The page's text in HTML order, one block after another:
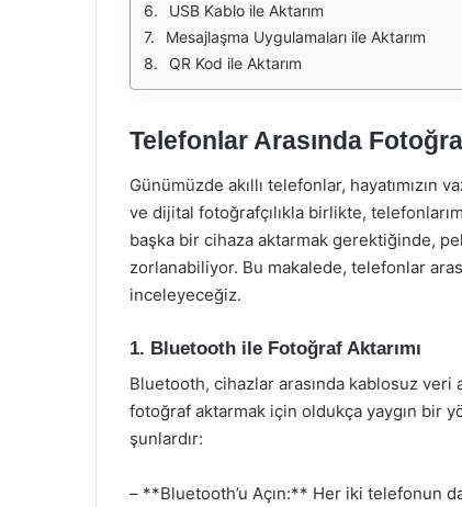
USB Kablo ile Aktarım
Mesajlaşma Uygulamaları ile Aktarım
QR Kod ile Aktarım
Telefonlar Arasında
Günümüzde akıllı telefonlar,
ve dijital fotoğrafçılıkla birlikte,
başka bir cihaza aktarmak gerektiğinde,
zorlanabiliyor. Bu makalede, telefonlar
inceleyeceğiz.
1. Bluetooth ile Fotoğraf Aktarımı
Bluetooth, cihazlar arasında kablosuz veri
fotoğraf aktarmak için oldukça yaygın bir
şunlardır:
– **Bluetooth’u Açın:** Her iki telefonun